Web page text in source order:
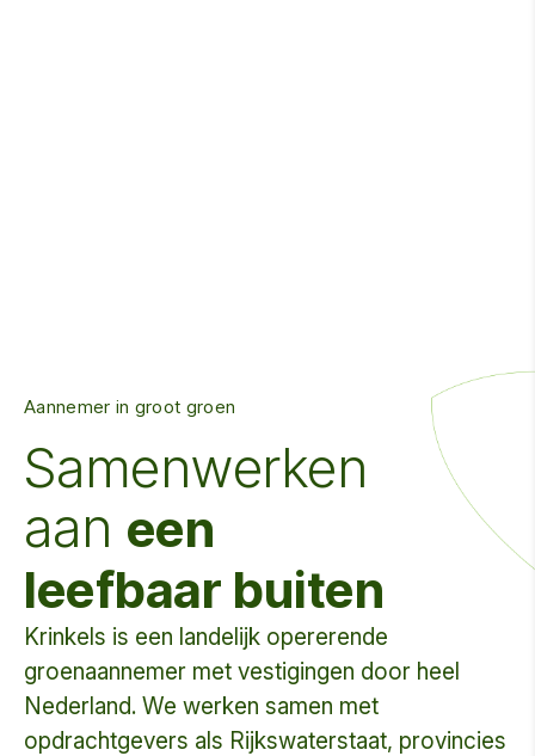
Aannemer in groot groen
Samenwerken
aan een
leefbaar buiten
Krinkels is een landelijk opererende
groenaannemer met vestigingen door heel
Nederland. We werken samen met
opdrachtgevers als Rijkswaterstaat, provincies